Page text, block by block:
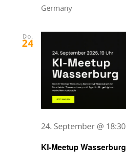
Germany
Do.
24
KI-Meetup Wasserburg
24. September @ 18:30